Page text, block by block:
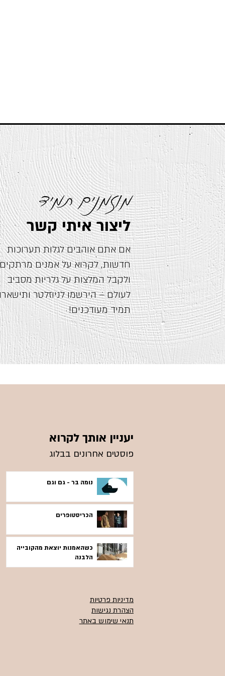
מוזמנים תמיד
ליצור איתי קשר
אם אתם אוהבים לגלות תערוכות
חדשות, לקרוא על אמנים מרתקים
ולקבל המלצות על גלריות מסביב
לעולם – הירשמו לניוזלטר
תמיד מעודכנים!
יעניין אותך לקרוא
פוסטים אחרונים בבלוג
נומה בר - גם וגם
הכריסטופרים
כשהאמנות יוצאת מהקובייה
הלבנה
מדיניות פרטיות
הצהרת נגישות
תנאי שימוש באתר